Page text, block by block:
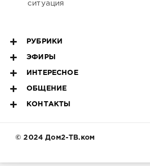
ситуация
РУБРИКИ
ЭФИРЫ
ИНТЕРЕСНОЕ
ОБЩЕНИЕ
КОНТАКТЫ
© 2024 Дом2-ТВ.ком